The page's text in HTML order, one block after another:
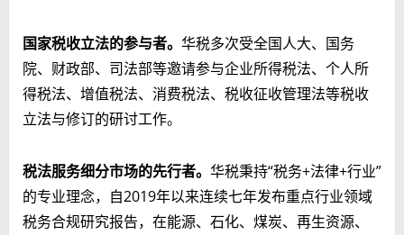
国家税收立法的参与者。 华税多次受全国人大、国务
院、财政部、司法部等邀请参与企业所得税法、个人所
得税法、增值税法、消费税法、税收征收管理法等税收
立法与修订的研讨工作。
税法服务细分市场的先行者。 华税秉持“税务+法律+行业”
的专业理念，自2019年以来连续七年发布重点行业领域
税务合规研究报告，在能源、石化、煤炭、再生资源、